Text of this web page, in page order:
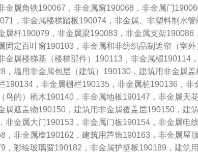
金属角铁190067，非金属窗190068，非金属门
，非金属楼梯踏板190074，非金属、非塑料制水
属杆190079，非金属梁190083，非金属支架
固定百叶窗190103，非金属和非纺织品制遮帘（室外
金属楼梯基（楼梯部件）190113，非金属楣190114
，墙用非金属包层（建筑）190130，建筑用非金属
190134，非金属栅栏190135，非金属桩190136，
鸟的）栖木190140，非金属地板190147，非金属天
属遮盖物190150，建筑用非金属覆盖层190150，建
非金属大门190153，非金属门板190154，非金属电
，非金属槛190162，建筑用芦饰190163，非金属屋
，彩绘玻璃窗190182，非金属护壁板190189，建筑